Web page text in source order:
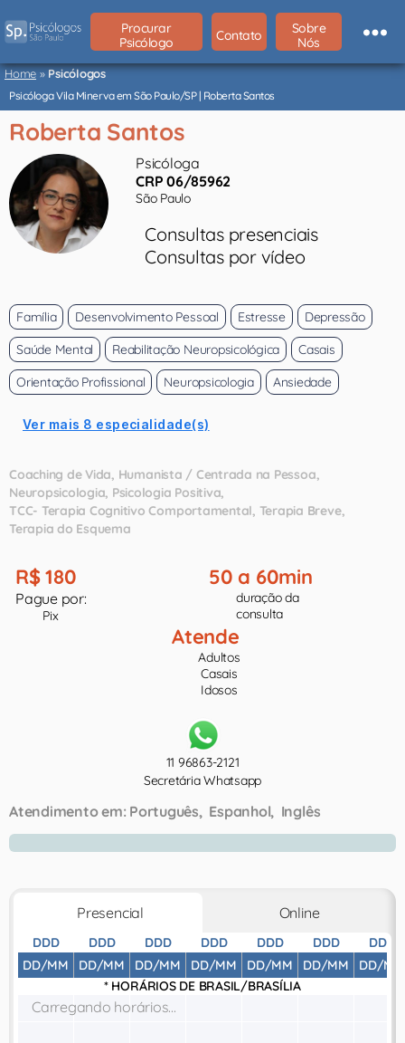
São
Paulo
Procurar
Psicólogo
Contato
Sobre
Nós
Home»Psicólogos
Psicóloga Vila Minerva em São Paulo/SP | Roberta Santos
Roberta Santos
Psicóloga
CRP 06/85962
São Paulo
Consultas presenciais
Consultas por vídeo
Família Desenvolvimento Pessoal Estresse
Depressão
Saúde Mental
Reabilitação Neuropsicológica
Casais
Orientação Profissional
Neuropsicologia Ansiedade
Ver mais 8 especialidade(s)
Coaching de Vida Humanista / Centrada na Pessoa
Neuropsicologia Psicologia Positiva
TCC- Terapia Cognitivo Comportamental Terapia Breve
Terapia do Esquema
R$ 180
Pague por:
Pix
50 a 60min
duração da
consulta
Atende
Adultos
Casais
Idosos
11 96863-2121
Secretária Whatsapp
Atendimento em: Português Espanhol Inglês
Presencial Online
DDD
DD/MM
DDD
DD/MM
DDD
DD/MM
DDD
DD/MM
DDD
DD/MM
DDD
DD/MM
DDD
DD/MM
* HORÁRIOS DE BRASIL/BRASÍLIA
Carregando horários...